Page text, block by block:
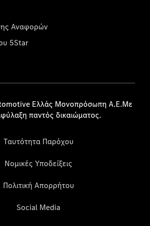
Αναφορών
5Star
Ελλάς Μονοπρόσωπη Α.Ε.Με
παντός δικαιώματος.
Ταυτότητα Παρόχου
Νομικές Υποδείξεις
Πολιτική Απορρήτου
Social Media